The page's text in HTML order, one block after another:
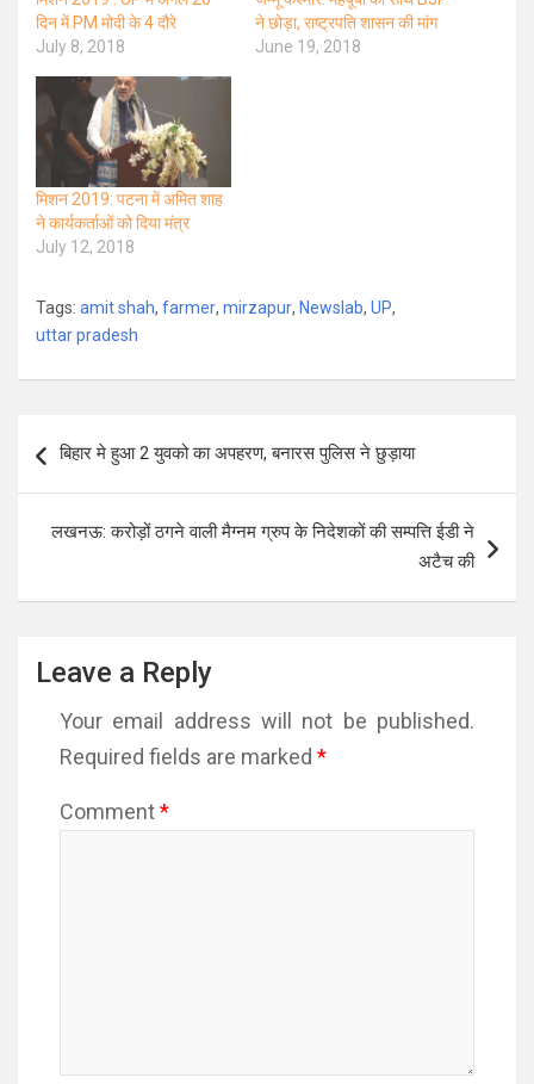
दिन में PM मोदी के 4 दौरे
July 8, 2018
ने छोड़ा, राष्ट्रपति शासन की मांग
June 19, 2018
मिशन 2019: पटना में अमित शाह
ने कार्यकर्ताओं को दिया मंत्र
July 12, 2018
Tags: amit shah, farmer, mirzapur, Newslab, UP,
uttar pradesh
navigation
बिहार मे हुआ 2 युवको का अपहरण, बनारस पुलिस ने छुड़ाया
लखनऊ: करोड़ों ठगने वाली मैग्नम ग्रुप के निदेशकों की सम्पत्ति ईडी ने
अटैच की
Leave a Reply
Your email address will not be published.
Required fields are marked *
Comment*